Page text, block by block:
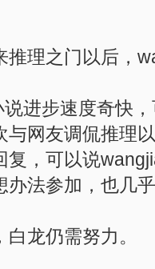
推理之门以后，
进步速度奇快
与网友调侃推理
复，可以说
办法参加，也几
龙仍需努力。